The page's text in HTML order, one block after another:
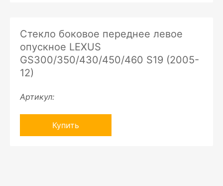
Стекло боковое переднее левое
опускное LEXUS
GS300/350/430/450/460 S19 (2005-
12)
Артикул:
Купить